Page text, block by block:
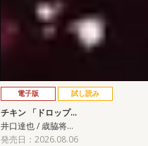
電子版 試し読み
チキン 「ドロップ…
井口達也 / 歳脇将…
発売日：2026.08.06